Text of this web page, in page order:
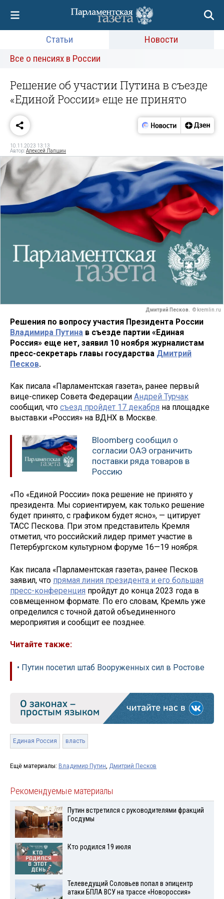
Статьи
Новости
Все о пенсиях в России
Решение об участии Путина в съезде
«Единой России» еще не принято
10.11.2023 13:13
Автор:Алексей Лапшин
Дмитрий Песков. © kremlin.ru
Решения по вопросу участия Президента России
Владимира Путина в съезде партии «Единая
Россия» еще нет, заявил 10 ноября журналистам
пресс-секретарь главы государства Дмитрий
Песков.
Как писала «Парламентская газета», ранее первый
вице-спикер Совета Федерации Андрей Турчак
сообщил, что съезд пройдет 17 декабря на площадке
выставки «Россия» на ВДНХ в Москве.
Bloomberg сообщил о
согласии ОАЭ ограничить
поставки ряда товаров в
Россию
«По «Единой России» пока решение не принято у
президента. Мы сориентируем, как только решение
будет принято, с графиком будет ясно», — цитирует
ТАСС Пескова. При этом представитель Кремля
отметил, что российский лидер примет участие в
Петербургском культурном форуме 16—19 ноября.
Как писала «Парламентская газета», ранее Песков
заявил, что прямая линия президента и его большая
пресс-конференция пройдут до конца 2023 года в
совмещенном формате. По его словам, Кремль уже
определился с точной датой объединенного
мероприятия и сообщит ее позднее.
Читайте также:
• Путин посетил штаб Вооруженных сил в Ростове
Единая Россия власть
Ещё материалы: Владимир Путин, Дмитрий Песков
Рекомендуемые материалы
Путин встретился с руководителями фракций
Госдумы
Кто родился 19 июля
Телеведущий Соловьев попал в эпицентр
атаки БПЛА ВСУ на трассе «Новороссия»